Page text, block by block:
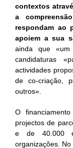
contextos
a
respondam ao
apoiem a sua
ainda que
candidaturas
actividades
de co-criação,
outros».
O
projectos de
e de 40.000
organizações. No